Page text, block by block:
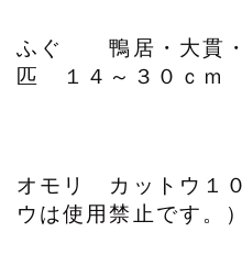
ふぐ 鴨居・大貫
匹 １４～３０ｃ
オモリ カットウ１
ウは使用禁止です。